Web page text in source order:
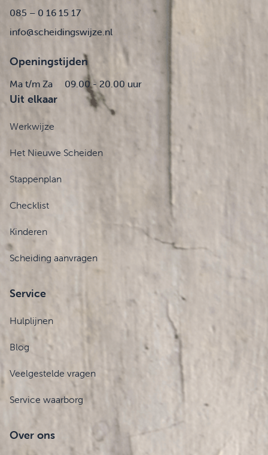
085 – 0 16 15 17
info@scheidingswijze.nl
Openingstijden
Ma t/m Za 09.00 - 20.00 uur
Uit elkaar
Werkwijze
Het Nieuwe Scheiden
Stappenplan
Checklist
Kinderen
Scheiding aanvragen
Service
Hulplijnen
Blog
Veelgestelde vragen
Service waarborg
Over ons